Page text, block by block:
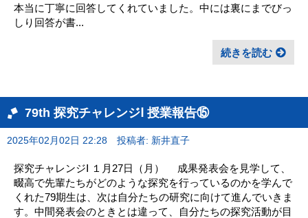
本当に丁寧に回答してくれていました。中には裏にまでびっ
しり回答が書...
続きを読む
79th 探究チャレンジⅠ 授業報告⑮
2025年02月02日 22:28 投稿者: 新井直子
探究チャレンジⅠ １月27日（月） 成果発表会を見学して、
畷高で先輩たちがどのような探究を行っているのかを学んで
くれた79期生は、次は自分たちの研究に向けて進んでいきま
す。中間発表会のときとは違って、自分たちの探究活動が目